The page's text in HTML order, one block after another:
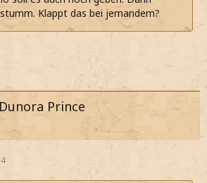
Klappt das bei jemandem?
Prince